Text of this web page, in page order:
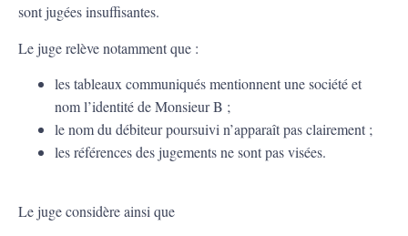
sont jugées insuffisantes.
Le juge relève notamment que :
les tableaux communiqués mentionnent une société et
nom l’identité de Monsieur B ;
le nom du débiteur poursuivi n’apparaît pas clairement ;
les références des jugements ne sont pas visées.
Le juge considère ainsi que